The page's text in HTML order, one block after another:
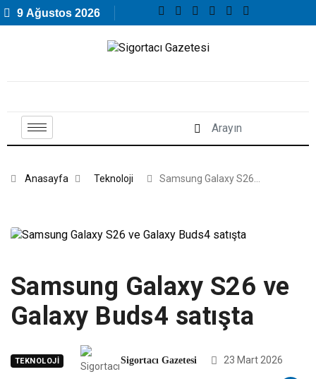
9 Ağustos 2026
Anasayfa Teknoloji Samsung Galaxy S26…
Samsung Galaxy S26 ve
Galaxy Buds4 satışta
TEKNOLOJI Sigortacı Gazetesi 23 Mart 2026